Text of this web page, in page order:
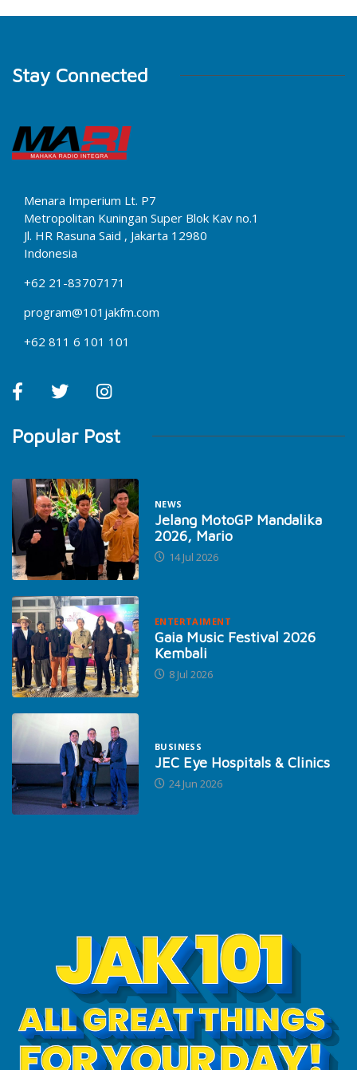
Stay Connected
Menara Imperium Lt. P7
Metropolitan Kuningan Super Blok Kav no.1
Jl. HR Rasuna Said , Jakarta 12980
Indonesia
+62 21-83707171
program@101jakfm.com
+62 811 6 101 101
Popular Post
NEWS
Jelang MotoGP Mandalika
2026, Mario
14 Jul 2026
ENTERTAIMENT
Gaia Music Festival 2026
Kembali
8 Jul 2026
BUSINESS
JEC Eye Hospitals & Clinics
24 Jun 2026